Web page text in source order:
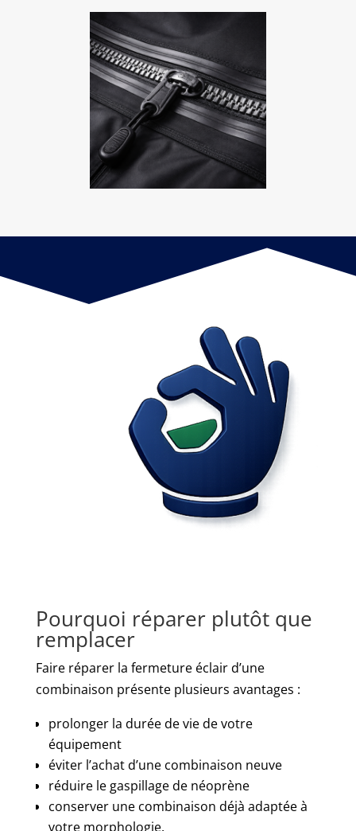
Pourquoi réparer plutôt que
remplacer
Faire réparer la fermeture éclair d’une
combinaison présente plusieurs avantages :
prolonger la durée de vie de votre
équipement
éviter l’achat d’une combinaison neuve
réduire le gaspillage de néoprène
conserver une combinaison déjà adaptée à
votre morphologie.